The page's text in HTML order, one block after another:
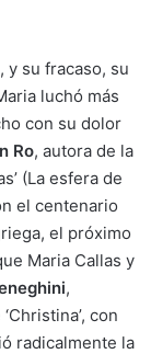
y su fracaso, su
luchó más
con su dolor
Ro, autora de la
(La esfera de
el centenario
el próximo
Maria Callas y
,
con
radicalmente la